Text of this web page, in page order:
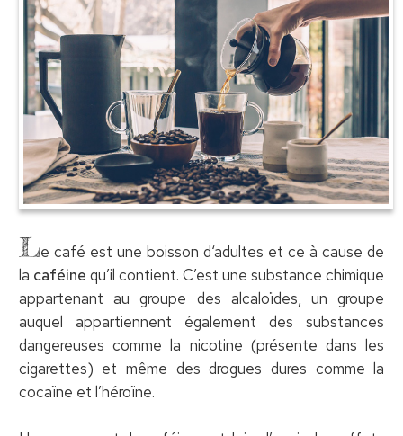
Le café est une boisson d‘adultes et ce à cause de
la caféine qu’il contient. C’est une substance chimique
appartenant au groupe des alcaloïdes, un groupe
auquel appartiennent également des substances
dangereuses comme la nicotine (présente dans les
cigarettes) et même des drogues dures comme la
cocaïne et l’héroïne.